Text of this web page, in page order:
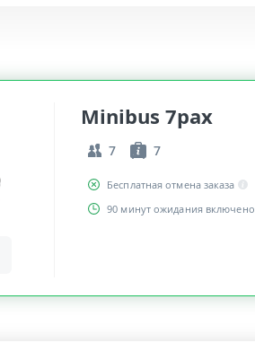
Minibus 7pax
7 7
Бесплатная отмена заказа
90 минут ожидания включено